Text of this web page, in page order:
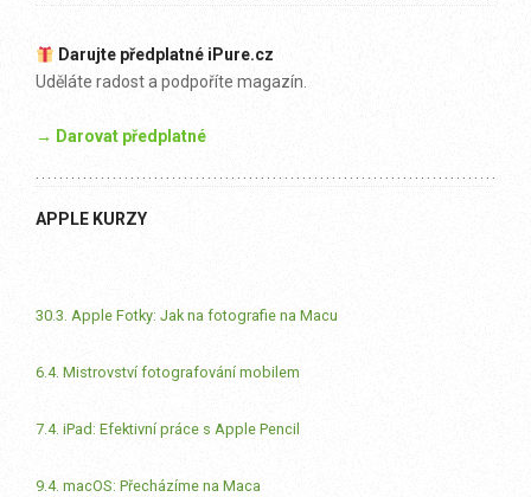
Darujte předplatné iPure.cz
Uděláte radost a podpoříte magazín.
→ Darovat předplatné
APPLE KURZY
30.3. Apple Fotky: Jak na fotografie na Macu
6.4. Mistrovství fotografování mobilem
7.4. iPad: Efektivní práce s Apple Pencil
9.4. macOS: Přecházíme na Maca